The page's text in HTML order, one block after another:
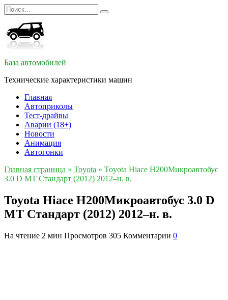
Перейти
к
содержанию
Search
for:
База автомобилей
Технические характеристики машин
Главная
Автоприколы
Тест-драйвы
Аварии (18+)
Новости
Анимация
Автогонки
Главная страница » Toyota » Toyota Hiace H200Микроавтобус
3.0 D MT Стандарт (2012) 2012–н. в.
Toyota Hiace H200Микроавтобус 3.0 D
MT Стандарт (2012) 2012–н. в.
На чтение 2 мин Просмотров 305 Комментарии 0